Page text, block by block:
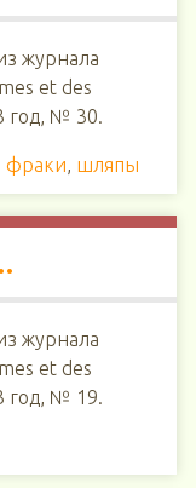
журнала
et des
год, № 30.
фраки, шляпы
журнала
et des
год, № 19.